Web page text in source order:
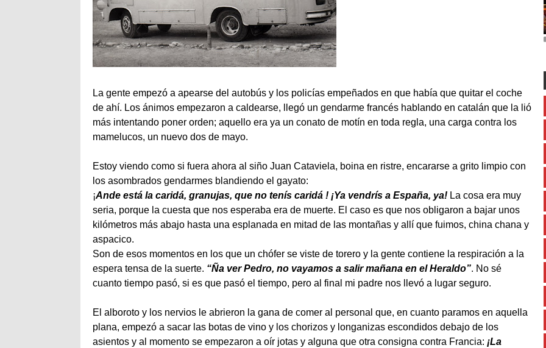
La gente empezó a apearse del autobús y los policías empeñados en que había que quitar el coche
de ahí. Los ánimos empezaron a caldearse, llegó un gendarme francés hablando en catalán que la lió
más intentando poner orden; aquello era ya un conato de motín en toda regla, una carga contra los
mamelucos, un nuevo dos de mayo.
Estoy viendo como si fuera ahora al siño Juan Cataviela, boina en ristre, encararse a grito limpio con
los asombrados gendarmes blandiendo el gayato:
¡Ande está la caridá, granujas, que no tenís caridá ! ¡Ya vendrís a España, ya! La cosa era muy
seria, porque la cuesta que nos esperaba era de muerte. El caso es que nos obligaron a bajar unos
kilómetros más abajo hasta una esplanada en mitad de las montañas y allí que fuimos, china chana y
aspacico.
Son de esos momentos en los que un chófer se viste de torero y la gente contiene la respiración a la
espera tensa de la suerte. “Ña ver Pedro, no vayamos a salir mañana en el Heraldo”. No sé
cuanto tiempo pasó, si es que pasó el tiempo, pero al final mi padre nos llevó a lugar seguro.
El alboroto y los nervios le abrieron la gana de comer al personal que, en cuanto paramos en aquella
plana, empezó a sacar las botas de vino y los chorizos y longanizas escondidos debajo de los
asientos y al momento se empezaron a oír jotas y alguna que otra consigna contra Francia: ¡La